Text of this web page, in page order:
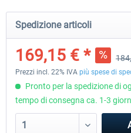
Honeycomb - Sierra TPM Module
255,27 € *
Spedizione articoli
169,15 € *
Prezzi incl. 22% IVA più spese di
Pronto per la spedizione di
tempo di consegna ca. 1-3